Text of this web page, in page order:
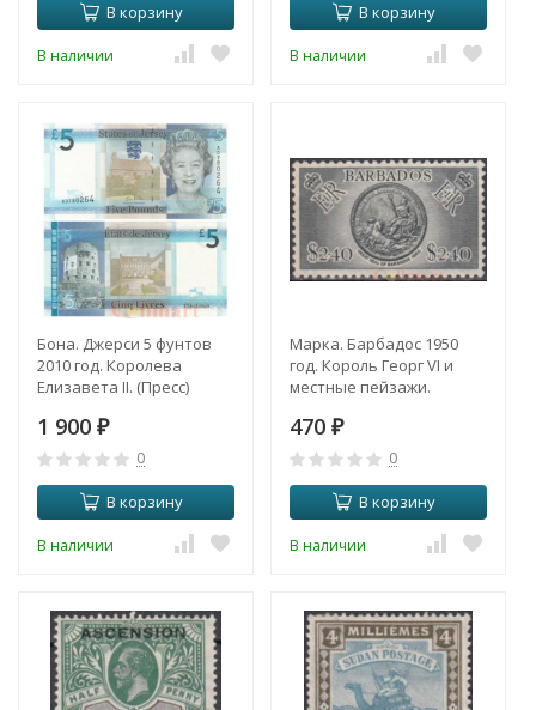
В корзину
В наличии
В корзину
В наличии
Бона. Джерси 5 фунтов
2010 год. Королева
Елизавета II. (Пресс)
1 900 ₽
0
В корзину
В наличии
Марка. Барбадос 1950
год. Король Георг VI и
местные пейзажи.
470 ₽
0
В корзину
В наличии